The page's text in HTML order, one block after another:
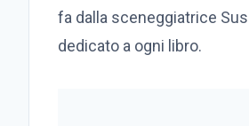
fa dalla sceneggiatrice
dedicato a ogni libro.